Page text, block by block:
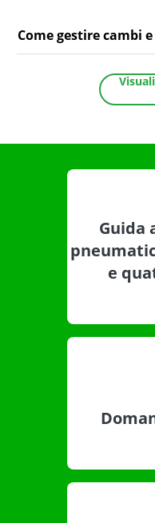
Come gestire cambi
Guida
e